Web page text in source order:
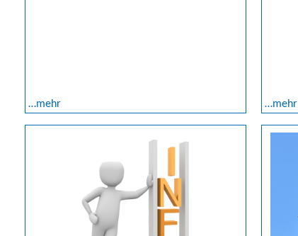
…mehr …mehr